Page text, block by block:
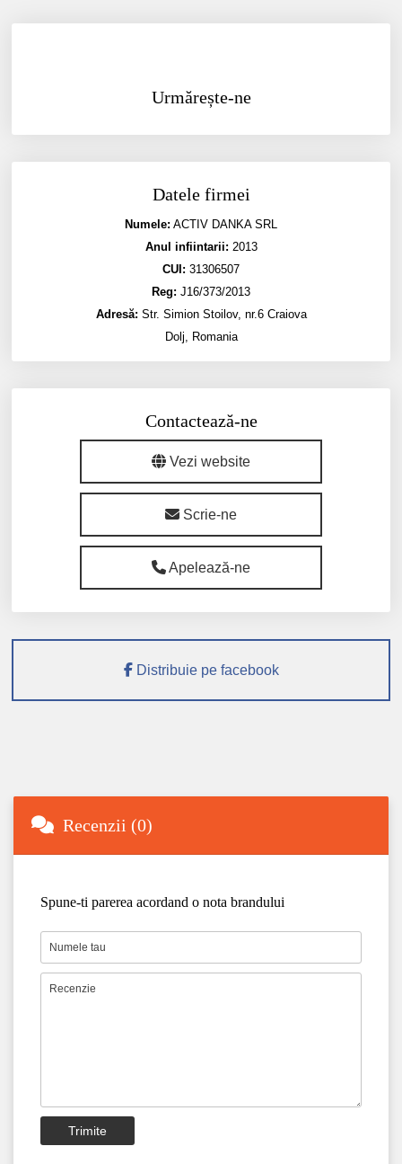
Urmărește-ne
Datele firmei
Numele: ACTIV DANKA SRL
Anul infiintarii: 2013
CUI: 31306507
Reg: J16/373/2013
Adresă: Str. Simion Stoilov, nr.6 Craiova
Dolj, Romania
Contactează-ne
Vezi website
Scrie-ne
Apelează-ne
Distribuie pe facebook
Recenzii (0)
Spune-ti parerea acordand o nota brandului
Trimite